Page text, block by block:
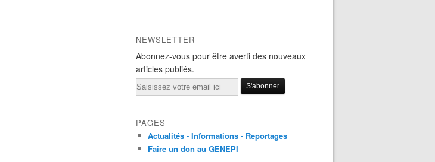
NEWSLETTER
Abonnez-vous pour être averti des nouveaux
articles publiés.
Email
PAGES
Actualités - Informations - Reportages
Faire un don au GENEPI